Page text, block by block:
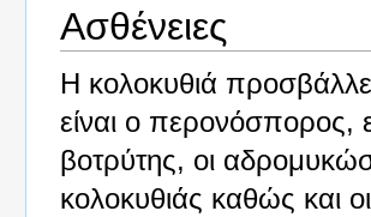
Ασθένειες
Η κολοκυθιά
είναι ο περονόσπορος,
βοτρύτης, οι
κολοκυθιάς καθώς και